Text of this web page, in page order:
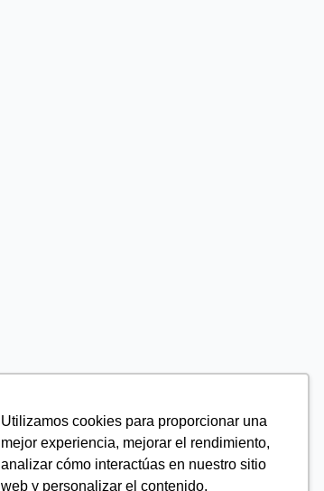
Utilizamos cookies para proporcionar una
mejor experiencia, mejorar el rendimiento,
analizar cómo interactúas en nuestro sitio
web y personalizar el contenido.